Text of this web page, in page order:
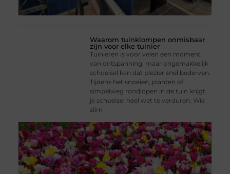
Waarom tuinklompen onmisbaar
zijn voor elke tuinier
Tuinieren is voor velen een moment
van ontspanning, maar ongemakkelijk
schoeisel kan dat plezier snel bederven.
Tijdens het snoeien, planten of
simpelweg rondlopen in de tuin krijgt
je schoeisel heel wat te verduren. Wie
slim